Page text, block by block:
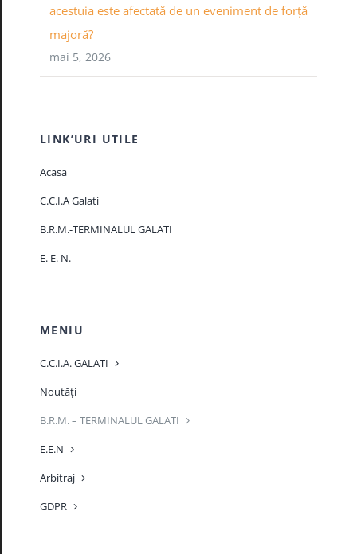
acestuia este afectată de un eveniment de forță
majoră?
mai 5, 2026
LINK’URI UTILE
Acasa
C.C.I.A Galati
B.R.M.-TERMINALUL GALATI
E. E. N.
MENIU
C.C.I.A. GALATI
Noutăți
B.R.M. – TERMINALUL GALATI
E.E.N
Arbitraj
GDPR